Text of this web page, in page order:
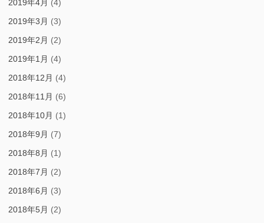
2019年4月 (4)
2019年3月 (3)
2019年2月 (2)
2019年1月 (4)
2018年12月 (4)
2018年11月 (6)
2018年10月 (1)
2018年9月 (7)
2018年8月 (1)
2018年7月 (2)
2018年6月 (3)
2018年5月 (2)